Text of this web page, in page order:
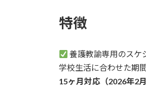
特徴
養護教諭専用のスケ
学校生活に合わせた期
15ヶ月対応（2026年2